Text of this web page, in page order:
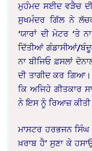
ਮੁਹੰਮਦ ਸਈਦ ਵੜੈਚ
ਸੁਖਮੰਦਰ ਗਿੱਲ ਨੇ
‘ਯਾਰਾਂ ਦੀ ਮੋਟਰ ‘ਤੇ
ਦਿੱਤੀਆਂ ਗੰਡਾਸੀਆਂ/
ਨਾ ਬੀਜਿਓ ਫ਼ਸਲਾਂ
ਦੀ ਤਾਗੀਦ ਕਰ
ਕਿ ਅਜਿਹੇ ਗੀਤਕਾਰ
ਨੇ ਇਸ ਨੂੰ ਰਿਆਜ਼ ਕੀਤੀ
ਮਾਸਟਰ ਹਰਭਜਨ ਸਿੰਘ
ਖ਼ਰਾਬ ਹੈ’ ਸੁਣਾ ਕੇ